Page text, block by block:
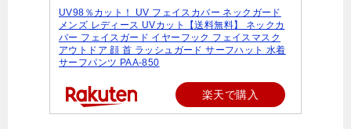
UV98％カット！ UV フェイスカバー ネックガード
メンズ レディース UVカット【送料無料】 ネックカ
バー フェイスガード イヤーフック フェイスマスク
アウトドア 顔 首 ラッシュガード サーフハット 水着
サーフパンツ PAA-850
楽天で購入